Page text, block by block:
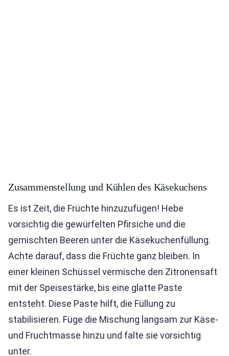
Zusammenstellung und Kühlen des Käsekuchens
Es ist Zeit, die Früchte hinzuzufügen! Hebe
vorsichtig die gewürfelten Pfirsiche und die
gemischten Beeren unter die Käsekuchenfüllung.
Achte darauf, dass die Früchte ganz bleiben. In
einer kleinen Schüssel vermische den Zitronensaft
mit der Speisestärke, bis eine glatte Paste
entsteht. Diese Paste hilft, die Füllung zu
stabilisieren. Füge die Mischung langsam zur Käse-
und Fruchtmasse hinzu und falte sie vorsichtig
unter.